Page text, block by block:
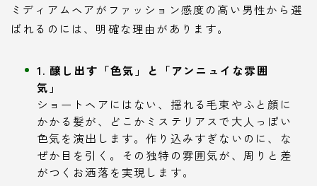
ミディアムヘアがファッション感度の高い男性から選
ばれるのには、明確な理由があります。
1. 醸し出す「色気」と「アンニュイな雰囲
気」
ショートヘアにはない、揺れる毛束やふと顔に
かかる髪が、どこかミステリアスで大人っぽい
色気を演出します。作り込みすぎないのに、な
ぜか目を引く。その独特の雰囲気が、周りと差
がつくお洒落を実現します。